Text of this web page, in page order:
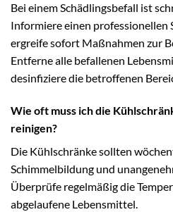
Bei einem Schädlingsbefall ist
Informiere einen professionellen
ergreife sofort Maßnahmen zur
Entferne alle befallenen
desinfiziere die betroffenen
Wie oft muss ich die
reinigen?
Die Kühlschränke sollten
Schimmelbildung und
Überprüfe regelmäßig die
abgelaufene Lebensmittel.